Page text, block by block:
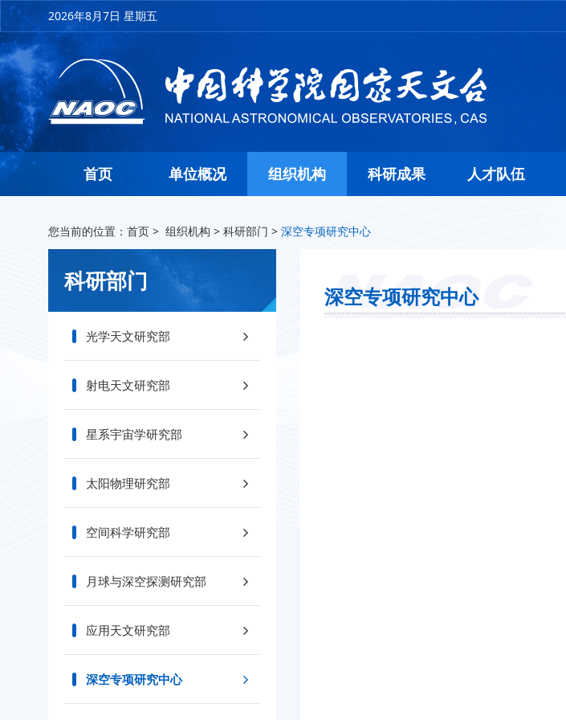
2026年8月7日 星期五
首页 单位概况 组织机构 科研成果 人才队伍
您当前的位置： 首页 > 组织机构 > 科研部门 > 深空专项研究中心
科研部门
光学天文研究部
射电天文研究部
星系宇宙学研究部
太阳物理研究部
空间科学研究部
月球与深空探测研究部
应用天文研究部
深空专项研究中心
深空专项研究中心